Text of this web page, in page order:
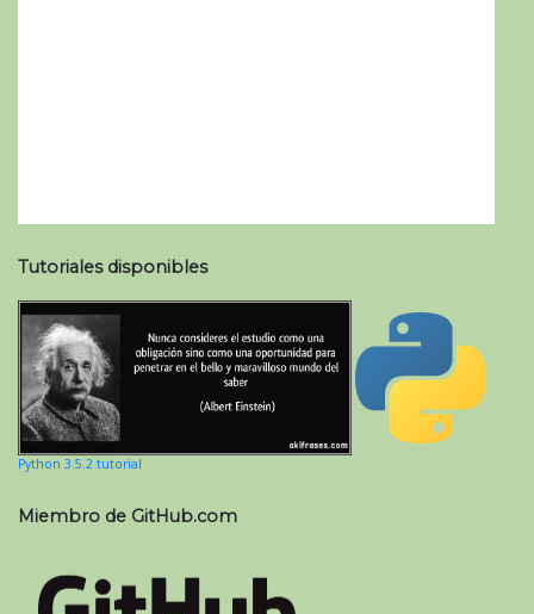
Tutoriales disponibles
Python 3.5.2 tutorial
Miembro de GitHub.com